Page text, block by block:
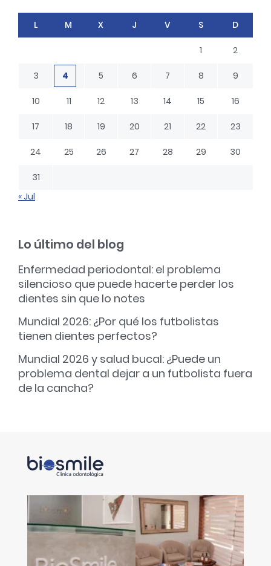
d
L M X J V S D
1 2
3 4 5 6 7 8 9
10 11 12 13 14 15 16
17 18 19 20 21 22 23
24 25 26 27 28 29 30
31
« Jul
Lo último del blog
Enfermedad periodontal: el problema
silencioso que puede hacerte perder los
dientes sin que lo notes
Mundial 2026: ¿Por qué los futbolistas
tienen dientes perfectos?
Mundial 2026 y salud bucal: ¿Puede un
problema dental dejar a un futbolista fuera
de la cancha?